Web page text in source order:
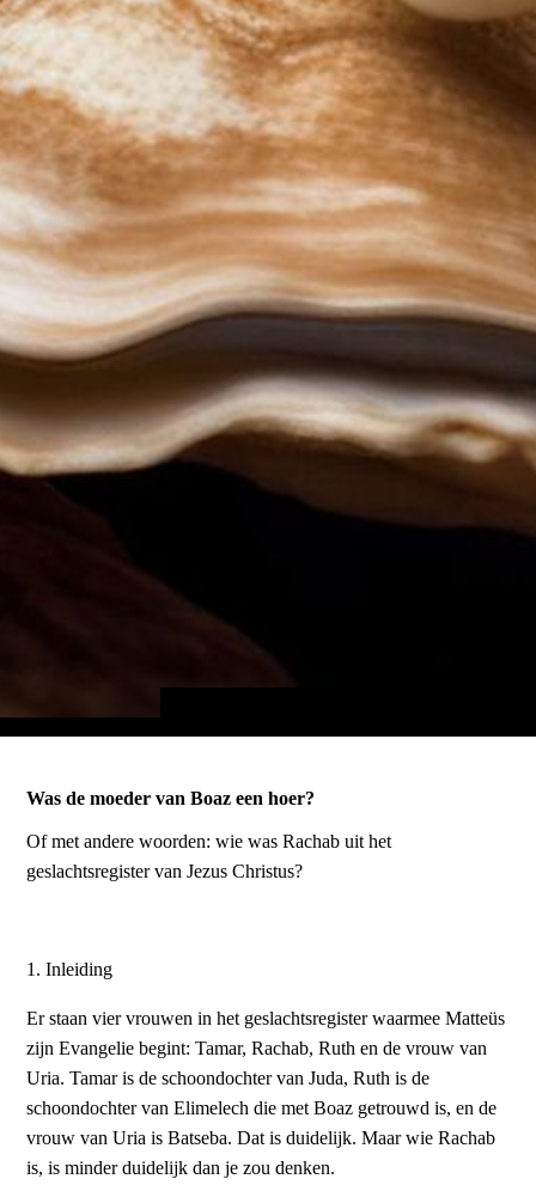
Was de moeder van Boaz een hoer?
Of met andere woorden: wie was Rachab uit het
geslachtsregister van Jezus Christus?
1. Inleiding
Er staan vier vrouwen in het geslachtsregister waarmee Matteüs
zijn Evangelie begint: Tamar, Rachab, Ruth en de vrouw van
Uria. Tamar is de schoondochter van Juda, Ruth is de
schoondochter van Elimelech die met Boaz getrouwd is, en de
vrouw van Uria is Batseba. Dat is duidelijk. Maar wie Rachab
is, is minder duidelijk dan je zou denken.